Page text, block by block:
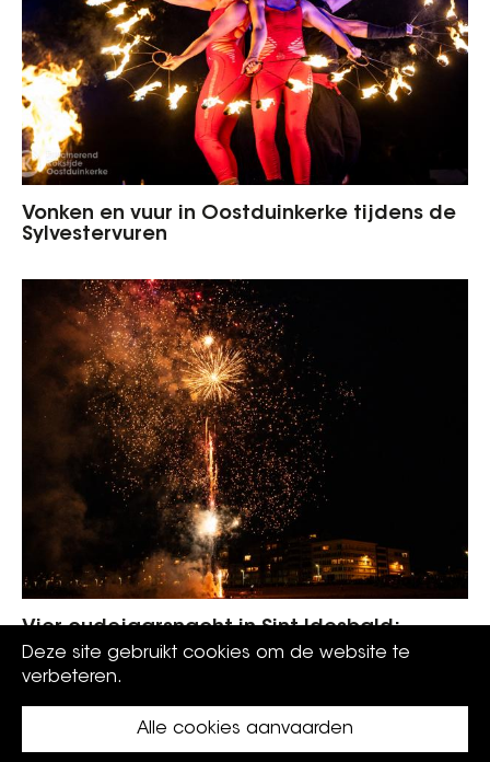
Vonken en vuur in Oostduinkerke tijdens de
Sylvestervuren
Vier oudejaarsnacht in Sint-Idesbald:
muziek, een drankje en...
Deze site gebruikt cookies om de website te
verbeteren.
Alle cookies aanvaarden